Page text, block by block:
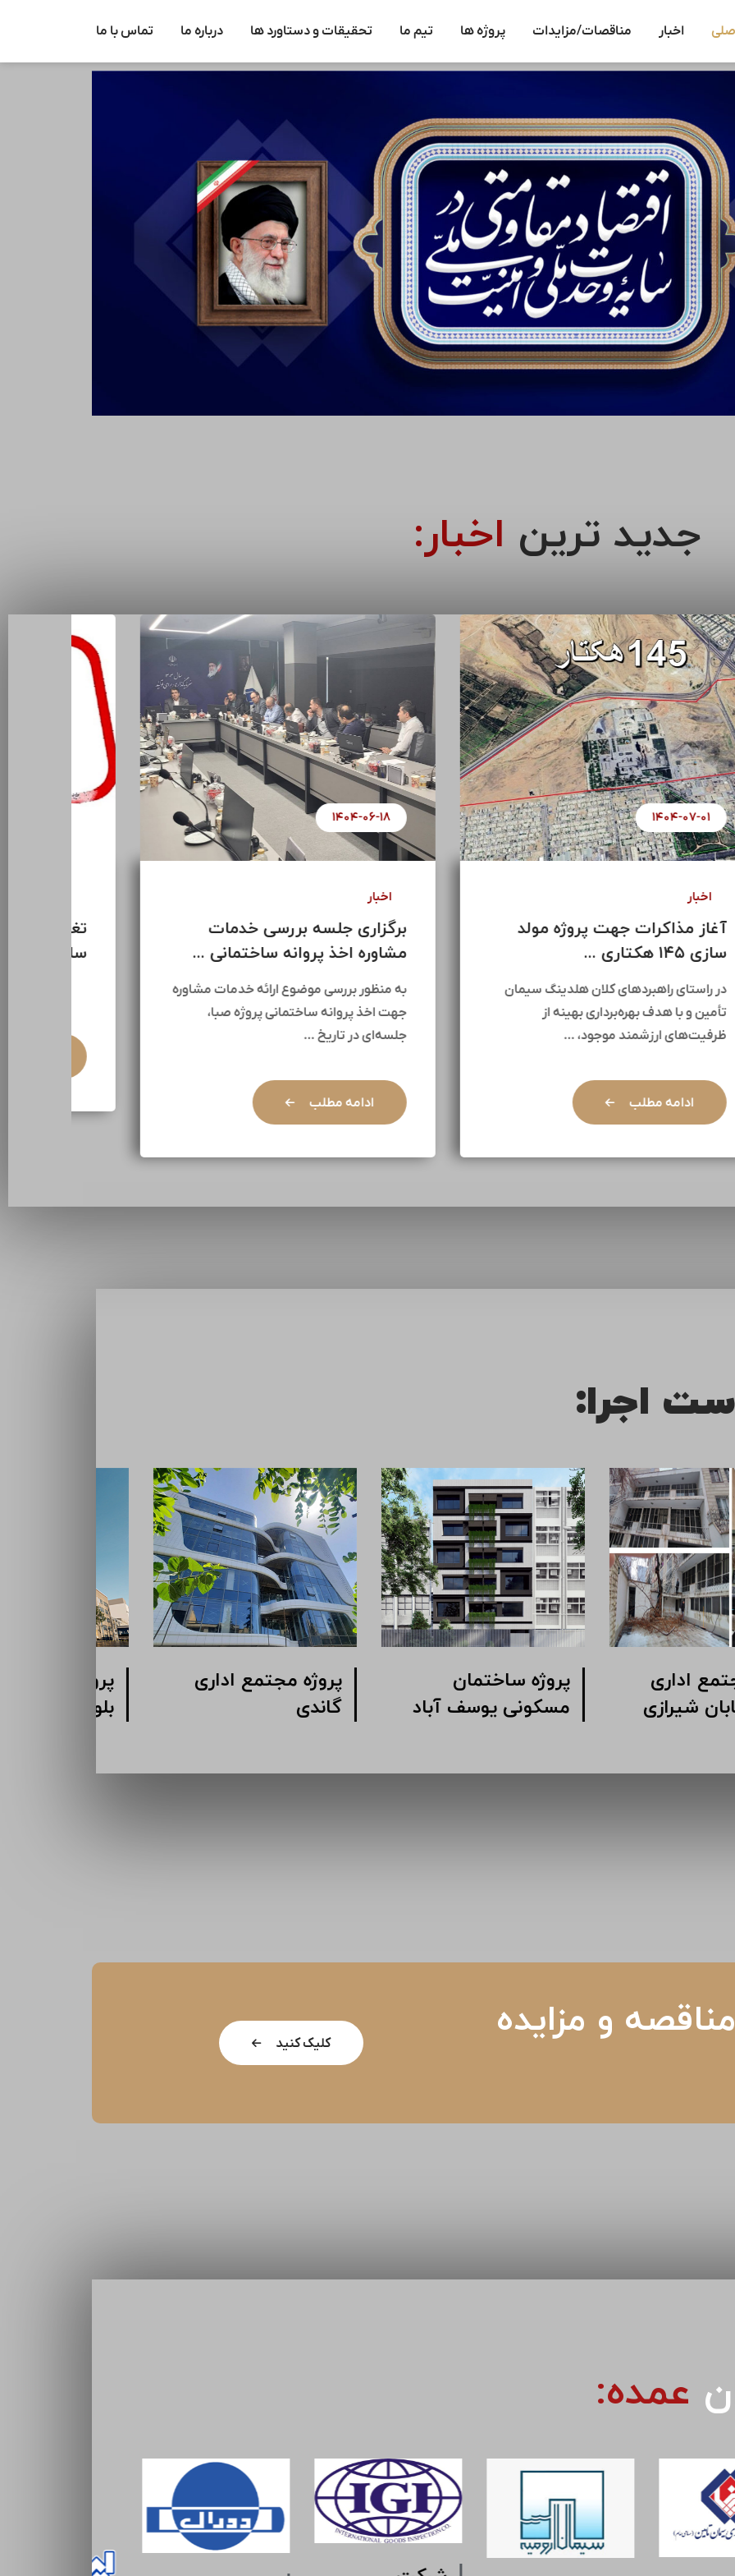
اخبار مناقصات/مزایدات پروژه ها تیم ما تحقیقات و دستاورد ها درباره ما تماس با ما
جدید ترین اخبار:
۱۴۰۴-۰۷-۰۱
آغاز مذاکرات جهت پروژه مولد
سازی ۱۴۵ هکتاری ...
در راستای راهبردهای کلان هلدینگ سیمان
تأمین و با هدف بهره‌برداری بهینه از
ظرفیت‌های ارزشمند موجود، …
ادامه مطلب
۱۴۰۴-۰۶-۱۸
برگزاری جلسه بررسی خدمات
مشاوره اخذ پروانه ساختمانی ...
به منظور بررسی موضوع ارائه خدمات مشاوره
جهت اخذ پروانه ساختمانی پروژه صبا،
جلسه‌ای در تاریخ …
ادامه مطلب
اجرا:
مجتمع اداری
خیابان شیرازی
پروژه ساختمان
مسکونی یوسف آباد
پروژه مجتمع اداری
و مزایده
کلیک کنید
عمده: